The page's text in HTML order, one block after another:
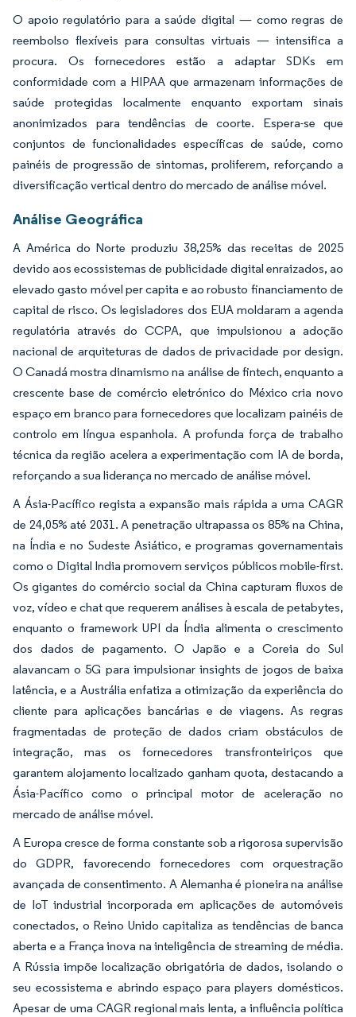
O apoio regulatório para a saúde digital — como regras de
reembolso flexíveis para consultas virtuais — intensifica a
procura. Os fornecedores estão a adaptar SDKs em
conformidade com a HIPAA que armazenam informações de
saúde protegidas localmente enquanto exportam sinais
anonimizados para tendências de coorte. Espera-se que
conjuntos de funcionalidades específicas de saúde, como
painéis de progressão de sintomas, proliferem, reforçando a
diversificação vertical dentro do mercado de análise móvel.
Análise Geográfica
A América do Norte produziu 38,25% das receitas de 2025
devido aos ecossistemas de publicidade digital enraizados, ao
elevado gasto móvel per capita e ao robusto financiamento de
capital de risco. Os legisladores dos EUA moldaram a agenda
regulatória através do CCPA, que impulsionou a adoção
nacional de arquiteturas de dados de privacidade por design.
O Canadá mostra dinamismo na análise de fintech, enquanto a
crescente base de comércio eletrónico do México cria novo
espaço em branco para fornecedores que localizam painéis de
controlo em língua espanhola. A profunda força de trabalho
técnica da região acelera a experimentação com IA de borda,
reforçando a sua liderança no mercado de análise móvel.
A Ásia-Pacífico regista a expansão mais rápida a uma CAGR
de 24,05% até 2031. A penetração ultrapassa os 85% na China,
na Índia e no Sudeste Asiático, e programas governamentais
como o Digital India promovem serviços públicos mobile-first.
Os gigantes do comércio social da China capturam fluxos de
voz, vídeo e chat que requerem análises à escala de petabytes,
enquanto o framework UPI da Índia alimenta o crescimento
dos dados de pagamento. O Japão e a Coreia do Sul
alavancam o 5G para impulsionar insights de jogos de baixa
latência, e a Austrália enfatiza a otimização da experiência do
cliente para aplicações bancárias e de viagens. As regras
fragmentadas de proteção de dados criam obstáculos de
integração, mas os fornecedores transfronteiriços que
garantem alojamento localizado ganham quota, destacando a
Ásia-Pacífico como o principal motor de aceleração no
mercado de análise móvel.
A Europa cresce de forma constante sob a rigorosa supervisão
do GDPR, favorecendo fornecedores com orquestração
avançada de consentimento. A Alemanha é pioneira na análise
de IoT industrial incorporada em aplicações de automóveis
conectados, o Reino Unido capitaliza as tendências de banca
aberta e a França inova na inteligência de streaming de média.
A Rússia impõe localização obrigatória de dados, isolando o
seu ecossistema e abrindo espaço para players domésticos.
Apesar de uma CAGR regional mais lenta, a influência política